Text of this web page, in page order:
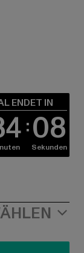
ENDET IN
07
Sekunden